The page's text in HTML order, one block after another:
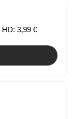
HD: 3,99 €